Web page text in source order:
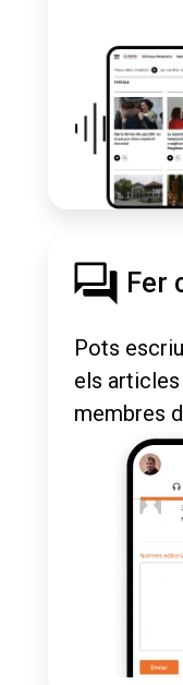
Fer
Pots
els
membres